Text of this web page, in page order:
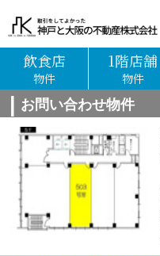
飲食店
物件
1階店舗
物件
お問い合わせ物件